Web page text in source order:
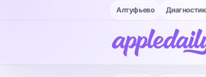
Алтуфьево